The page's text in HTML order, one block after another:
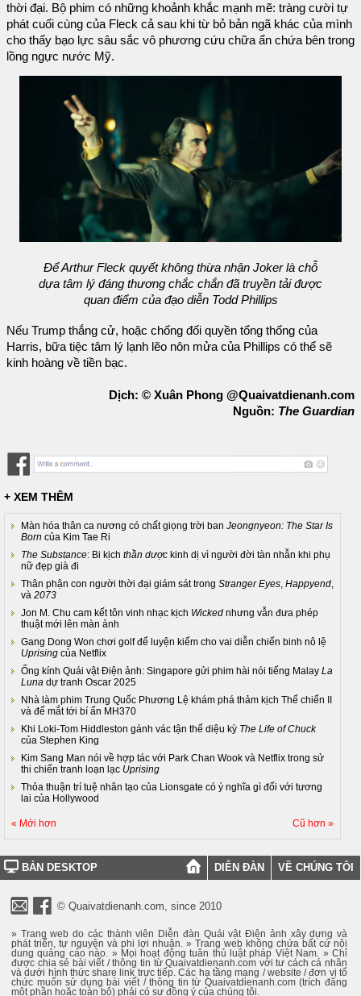
thời đại. Bộ phim có những khoảnh khắc mạnh mẽ: tràng cười tự
phát cuối cùng của Fleck cả sau khi từ bỏ bản ngã khác của mình
cho thấy bạo lực sâu sắc vô phương cứu chữa ẩn chứa bên trong
lồng ngực nước Mỹ.
Để Arthur Fleck quyết không thừa nhận Joker là chỗ
dựa tâm lý đáng thương chắc chắn đã truyền tải được
quan điểm của đạo diễn Todd Phillips
Nếu Trump thắng cử, hoặc chống đối quyền tổng thống của
Harris, bữa tiệc tâm lý lạnh lẽo nôn mửa của Phillips có thể sẽ
kinh hoàng về tiền bạc.
Dịch: © Xuân Phong @Quaivatdienanh.com
Nguồn: The Guardian
+ XEM THÊM
Màn hóa thân ca nương có chất giọng trời ban Jeongnyeon: The Star Is
Born của Kim Tae Ri
The Substance: Bi kịch thần dược kinh dị vì người đời tàn nhẫn khi phụ
nữ đẹp già đi
Thân phận con người thời đại giám sát trong Stranger Eyes Happyend
và 2073
Jon M. Chu cam kết tôn vinh nhạc kịch Wicked nhưng vẫn đưa phép
thuật mới lên màn ảnh
Gang Dong Won chơi golf để luyện kiếm cho vai diễn chiến binh nô lệ
Uprising của Netflix
Ống kính Quái vật Điện ảnh: Singapore gửi phim hài nói tiếng Malay La
Luna dự tranh Oscar 2025
Nhà làm phim Trung Quốc Phương Lệ khám phá thảm kịch Thế chiến II
và để mắt tới bí ẩn MH370
Khi Loki-Tom Hiddleston gánh vác tận thế diệu kỳ The Life of Chuck
của Stephen King
Kim Sang Man nói về hợp tác với Park Chan Wook và Netflix trong sử
thi chiến tranh loạn lạc Uprising
Thỏa thuận trí tuệ nhân tạo của Lionsgate có ý nghĩa gì đối với tương
lai của Hollywood
« Mới hơn Cũ hơn »
BẢN DESKTOP DIỄN ĐÀN VỀ CHÚNG TÔI
© Quaivatdienanh.com, since 2010
» Trang web do các thành viên Diễn đàn Quái vật Điện ảnh xây dựng và
phát triển, tự nguyện và phi lợi nhuận. » Trang web không chứa bất cứ nội
dung quảng cáo nào. » Mọi hoạt động tuân thủ luật pháp Việt Nam. » Chỉ
được chia sẻ bài viết / thông tin từ Quaivatdienanh.com với tư cách cá nhân
và dưới hình thức share link trực tiếp. Các hạ tầng mạng / website / đơn vị tổ
chức muốn sử dụng bài viết / thông tin từ Quaivatdienanh.com (trích đăng
một phần hoặc toàn bộ) phải có sự đồng ý của chúng tôi.